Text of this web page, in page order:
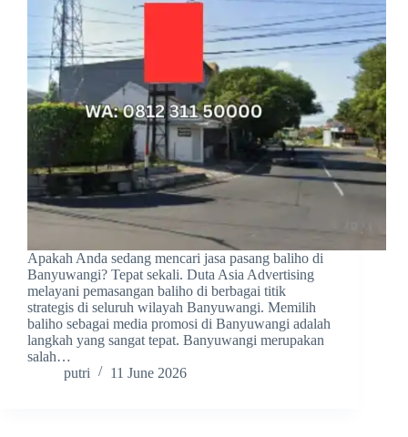
Apakah Anda sedang mencari jasa pasang baliho di
Banyuwangi? Tepat sekali. Duta Asia Advertising
melayani pemasangan baliho di berbagai titik
strategis di seluruh wilayah Banyuwangi. Memilih
baliho sebagai media promosi di Banyuwangi adalah
langkah yang sangat tepat. Banyuwangi merupakan
salah…
putri
11 June 2026